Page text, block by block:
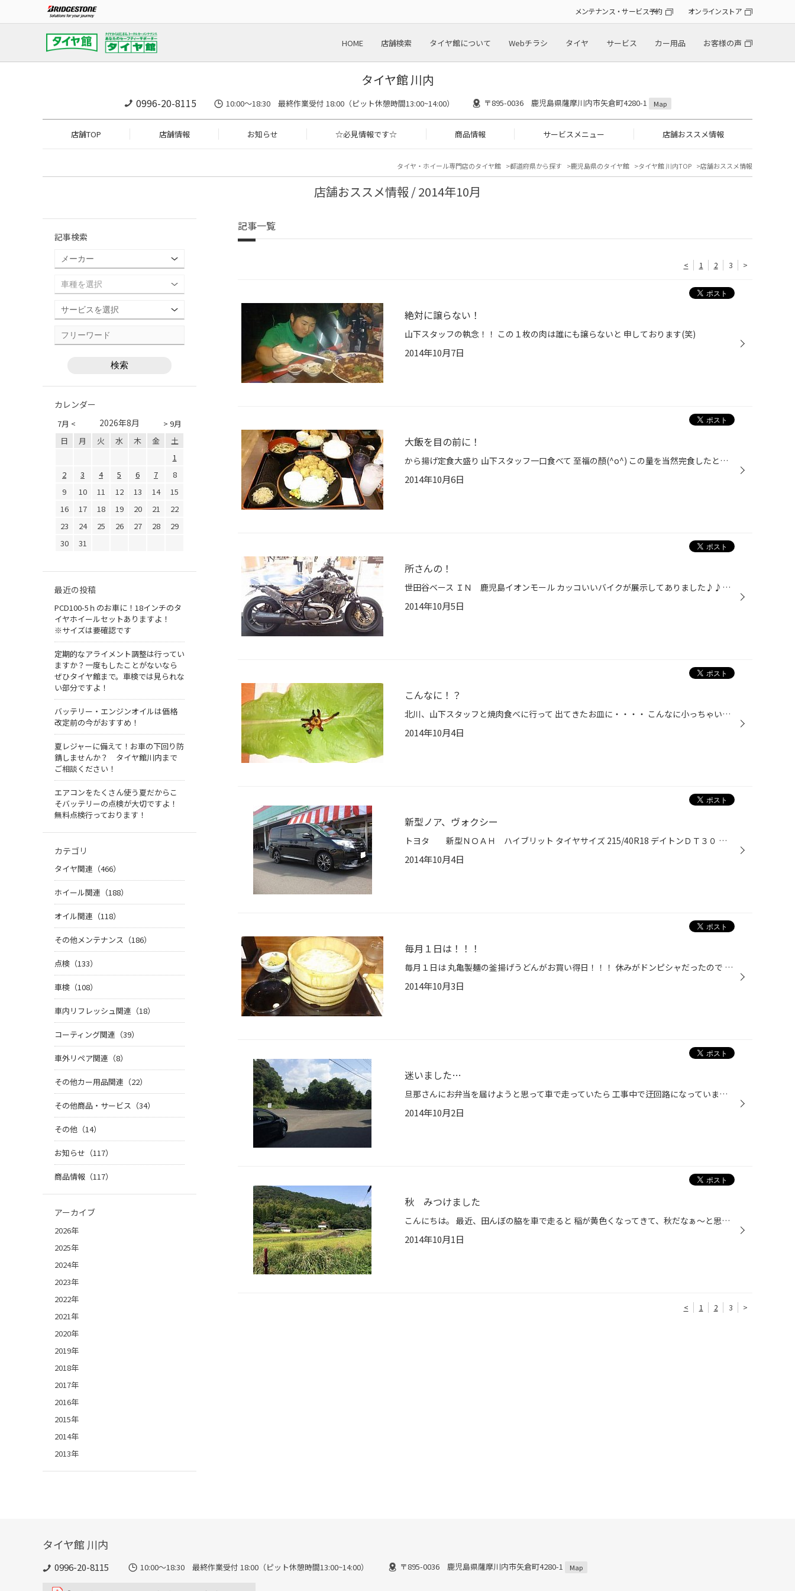
メンテナンス・サービス予約 オンラインストア
HOME 店舗検索 タイヤ館について Webチラシ タイヤ サービス カー用品 お客様の声
タイヤ館 川内
0996-20-8115 10:00～18:30 最終作業受付 18:00（ピット休憩時間13:00~14:00） 〒895-0036 鹿児島県薩摩川内市矢倉町4280-1 Map
店舗TOP 店舗情報 お知らせ ☆必見情報です☆ 商品情報 サービスメニュー 店舗おススメ情報
タイヤ・ホイール専門店のタイヤ館 都道府県から探す 鹿児島県のタイヤ館 タイヤ館 川内TOP 店舗おススメ情報
店舗おススメ情報 / 2014年10月
記事一覧
< 1 2 3 >
絶対に譲らない！
山下スタッフの執念！！ この１枚の肉は誰にも譲らないと 申しております(笑)
2014年10月7日
大飯を目の前に！
から揚げ定食大盛り 山下スタッフ一口食べて 至福の顏(^o^) この量を当然完食したとさ(笑)
2014年10月6日
所さんの！
世田谷ベース ＩＮ 鹿児島イオンモール カッコいいバイクが展示してありました♪♪♪ 皆さんはもう見られました？
2014年10月5日
こんなに！？
北川、山下スタッフと焼肉食べに行って 出てきたお皿に・・・・ こんなに小っちゃいイカが焼かれていたとは(笑)
2014年10月4日
新型ノア、ヴォクシー
トヨタ 新型ＮＯＡＨ ハイブリット タイヤサイズ 215/40R18 デイトンＤＴ３０ ホイール Ｗeds レオニスＵＣ 18x7 5.114 53 PBMC 斬新なデザインのお車にピッタリなホイール 取付後の雰囲気の違いにお客様も大喜びでした！ アライメント調整もバッチリ行い 安定した走りを楽しんでいただいて...
2014年10月4日
毎月１日は！！！
毎月１日は 丸亀製麺の釜揚げうどんがお買い得日！！！ 休みがドンピシャだったので 食べに行ってきました♪♪
2014年10月3日
迷いました…
旦那さんにお弁当を届けようと思って車で走っていたら 工事中で迂回路になっていました。 初めて走った道なんですが 突然、目の前の道が3つに分かれていたので 軽くパニックになりました。 山の中で、他の車がいなくて良かったです。 迷った挙句、確率１/３だと思って 思い切って道を選択したら、見...
2014年10月2日
秋 みつけました
こんにちは。 最近、田んぼの脇を車で走ると 稲が黄色くなってきて、秋だなぁ～と思います。 トンボなんて見かけると もっと秋らしく感じるんでしょうか。 スポーツの秋 読書の秋 食欲の秋 いろんな秋がありますが、みなさんはいかがですか？ テレビで言っていましたが 初めて挑戦するスポーツを春...
2014年10月1日
< 1 2 3 >
記事検索
カレンダー
7月 < > 9月
2026年8月
日 月 火 水 木 金
土
1
2
3 4 5 6 7
8
9
10 11 12 13 14
15
16
17 18 19 20 21
22
23
24 25 26 27 28
29
30
31
最近の投稿
PCD100-5ｈのお車に！18インチのタ
イヤホイールセットありますよ！
※サイズは要確認です
定期的なアライメント調整は行ってい
ますか？一度もしたことがないなら
ぜひタイヤ館まで。車検では見られな
い部分ですよ！
バッテリー・エンジンオイルは価格
改定前の今がおすすめ！
夏レジャーに備えて！お車の下回り防
錆しませんか？ タイヤ館川内まで
ご相談ください！
エアコンをたくさん使う夏だからこ
そバッテリーの点検が大切ですよ！
無料点検行っております！
カテゴリ
タイヤ関連（466）
ホイール関連（188）
オイル関連（118）
その他メンテナンス（186）
点検（133）
車検（108）
車内リフレッシュ関連（18）
コーティング関連（39）
車外リペア関連（8）
その他カー用品関連（22）
その他商品・サービス（34）
その他（14）
お知らせ（117）
商品情報（117）
アーカイブ
2026年
2025年
2024年
2023年
2022年
2021年
2020年
2019年
2018年
2017年
2016年
2015年
2014年
2013年
タイヤ館 川内
0996-20-8115 10:00～18:30 最終作業受付 18:00（ピット休憩時間13:00~14:00） 〒895-0036 鹿児島県薩摩川内市矢倉町4280-1 Map